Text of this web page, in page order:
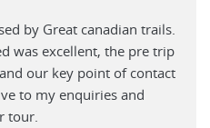
by Great canadian trails.
was excellent, the pre trip
our key point of contact
to my enquiries and
tour.